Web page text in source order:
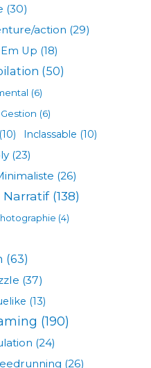
(30)
action (29)
Up (18)
(50)
(6)
Gestion (6)
(10) Inclassable (10)
(23)
(26)
Narratif(138)
(4)
(63)
(37)
(13)
(190)
(24)
(26)